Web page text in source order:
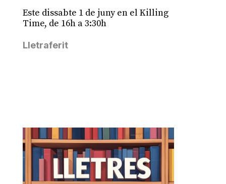
Este dissabte 1 de juny en el Killing
Time, de 16h a 3:30h
Lletraferit